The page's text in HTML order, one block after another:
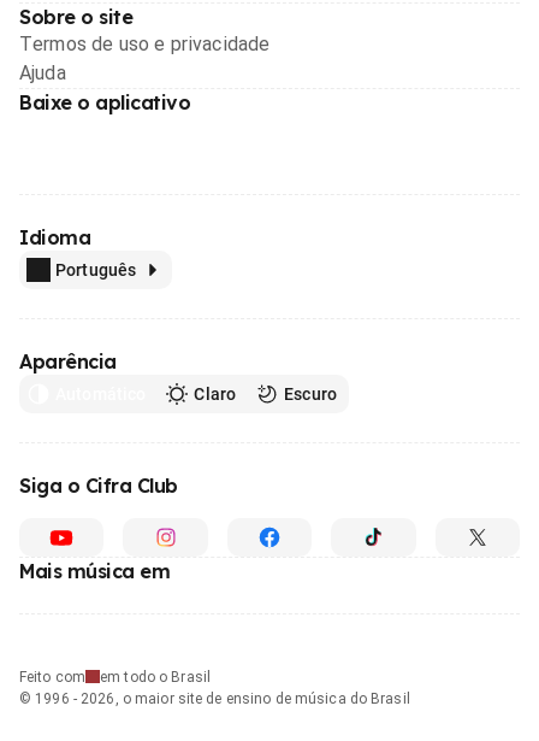
Sobre o site
Termos de uso e privacidade
Ajuda
Baixe o aplicativo
Idioma
Português
Aparência
Claro Escuro
Siga o Cifra Club
Mais música em
Feito com
em todo o Brasil
© 1996 - 2026, o maior site de ensino de música do Brasil